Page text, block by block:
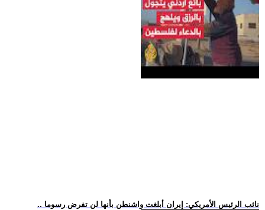
.. نائب الرئيس الأمريكي: إيران أبلغت واشنطن بأنها لن تفرض رسوما